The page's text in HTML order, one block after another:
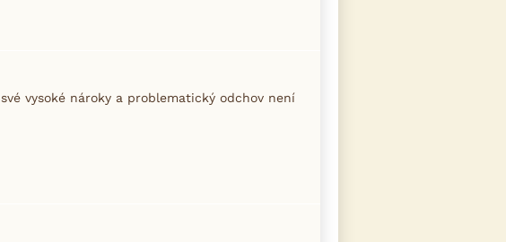
vysoké nároky a problematický odchov není